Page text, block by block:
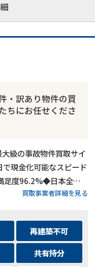
可
・訳あり物件の買
ちにお任せくださ
級の事故物件買取サイ
現金化可能なスピード
足度96.2%◆日本全国
買取事業者詳細を見る
再建築不可
共有持分